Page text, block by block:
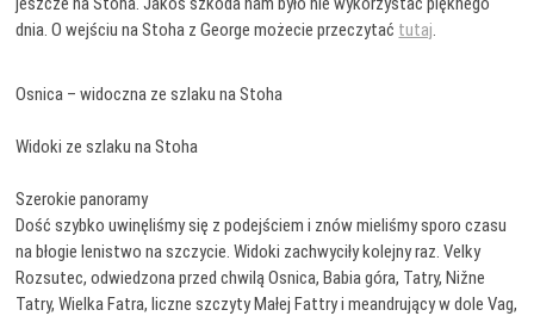
dnia. O wejściu na Stoha z George możecie przeczytać tutaj.
Osnica – widoczna ze szlaku na Stoha
Widoki ze szlaku na Stoha
Szerokie panoramy
Dość szybko uwinęliśmy się z podejściem i znów mieliśmy sporo czasu
na błogie lenistwo na szczycie. Widoki zachwyciły kolejny raz. Velky
Rozsutec, odwiedzona przed chwilą Osnica, Babia góra, Tatry, Nižne
Tatry, Wielka Fatra, liczne szczyty Małej Fattry i meandrujący w dole Vag,